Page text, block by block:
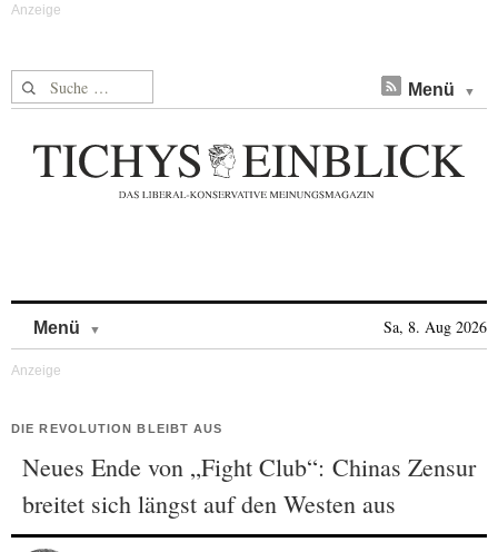
Suche nach: Menü
Menü Sa, 8. Aug 2026
DIE REVOLUTION BLEIBT AUS
Neues Ende von „Fight Club“: Chinas Zensur
breitet sich längst auf den Westen aus